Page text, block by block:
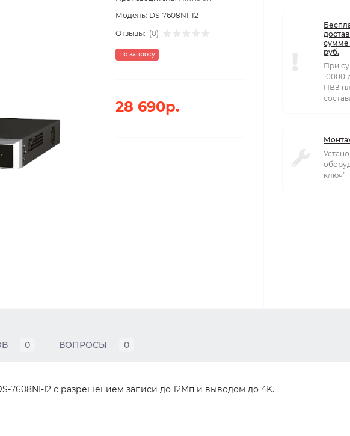
Модель: DS-7608NI-I2
Отзывы: (0)
По запросу
28 690р.
сумме
руб.
При
10000
ПВЗ
ключ"
0 ВОПРОСЫ 0
7608NI-I2 c разрешением записи до 12Мп и выводом до 4K.